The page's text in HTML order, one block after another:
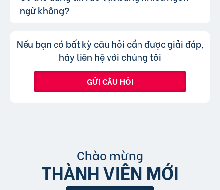
bạn chỉ không thể chuyển tin đăng sang
chuyên mục khác mà cần đăng tin mới.
thông qua lượt nhấp và truy cập trực tiếp, có
bài đăng.
ngữ không?
Trả lời:
Không, trang web chỉ chấp nhận các
tin đăng sử dụng tiếng Việt có dấu.
Nếu bạn có bất kỳ câu hỏi cần được giải đáp,
hãy liên hệ với chúng tôi
GỬI CÂU HỎI
Chào mừng
THÀNH VIÊN MỚI